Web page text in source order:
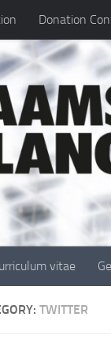
Donation
vitae
TWITTER